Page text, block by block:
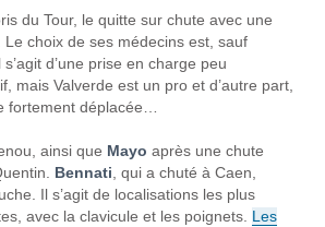
du Tour, le quitte sur chute avec une
. Le choix de ses médecins est, sauf
s’agit d’une prise en charge peu
mais Valverde est un pro et d’autre part,
fortement déplacée…
ainsi que Mayo après une chute
Bennati qui a chuté à Caen,
Il s’agit de localisations les plus
avec la clavicule et les poignets. Les